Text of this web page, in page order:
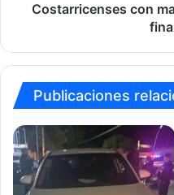
Costarricenses con
Publicaciones